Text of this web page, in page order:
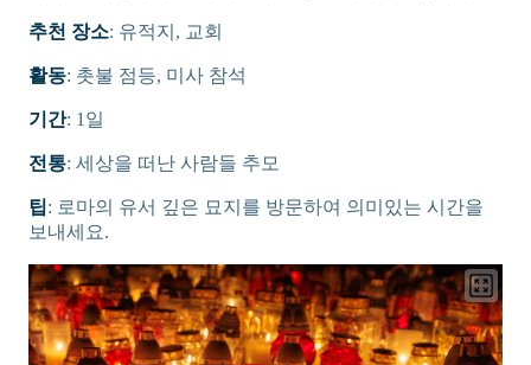
추천 장소: 유적지, 교회
활동: 촛불 점등, 미사 참석
기간: 1일
전통: 세상을 떠난 사람들 추모
팁: 로마의 유서 깊은 묘지를 방문하여 의미있는 시간을
보내세요.